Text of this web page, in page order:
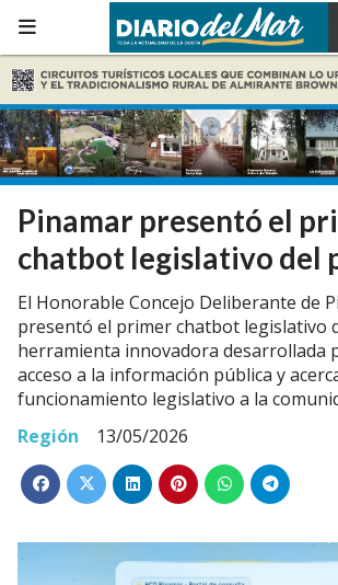
Pinamar presentó el
chatbot legislativo del
El Honorable Concejo Deliberante de
presentó el primer chatbot legislativo
herramienta innovadora desarrollada
acceso a la información pública y
funcionamiento legislativo a la
Región
13/05/2026